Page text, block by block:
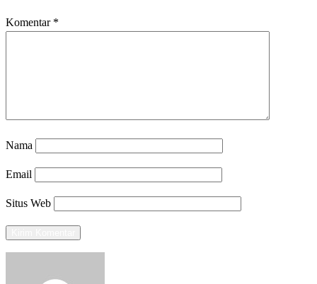
Komentar *
Nama
Email
Situs Web